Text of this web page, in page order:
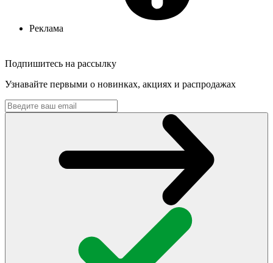
Реклама
Подпишитесь на рассылку
Узнавайте первыми о новинках, акциях и распродажах